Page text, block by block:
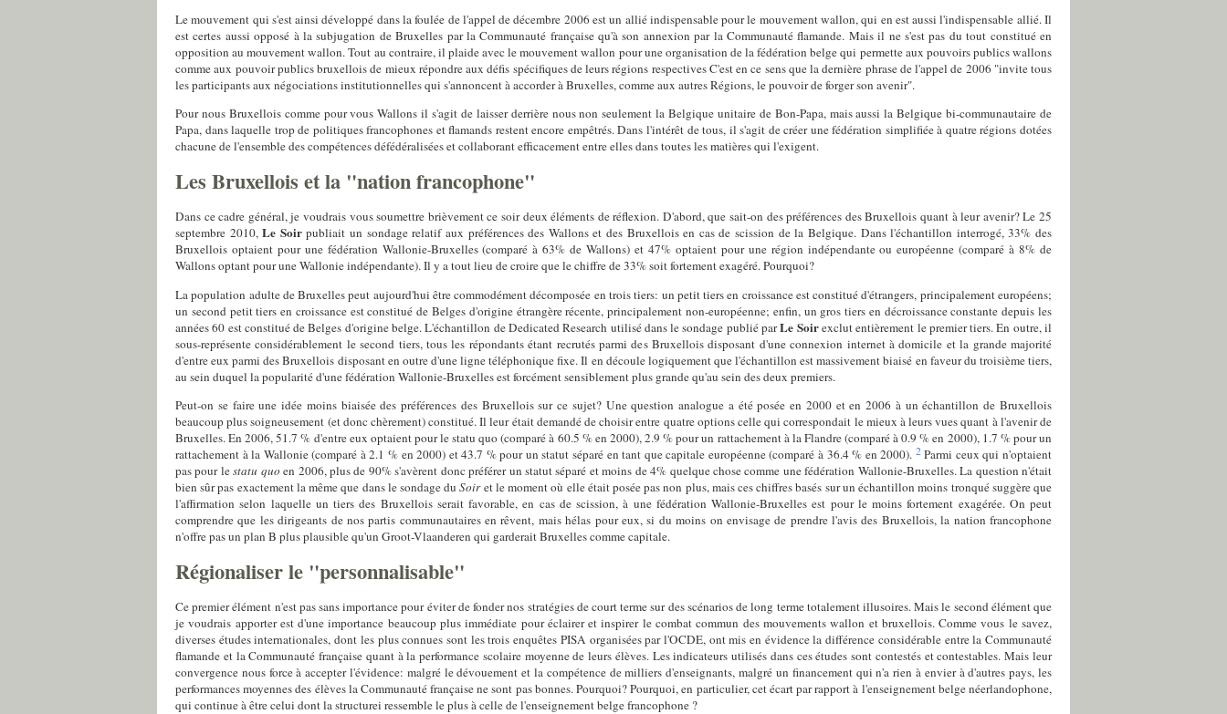
Le mouvement qui s'est ainsi développé dans la foulée de l'appel de décembre 2006 est un allié indispensable pour le mouvement wallon, qui en est aussi l'indispensable allié. Il
est certes aussi opposé à la subjugation de Bruxelles par la Communauté française qu'à son annexion par la Communauté flamande. Mais il ne s'est pas du tout constitué en
opposition au mouvement wallon. Tout au contraire, il plaide avec le mouvement wallon pour une organisation de la fédération belge qui permette aux pouvoirs publics wallons
comme aux pouvoir publics bruxellois de mieux répondre aux défis spécifiques de leurs régions respectives C'est en ce sens que la dernière phrase de l'appel de 2006 "invite tous
les participants aux négociations institutionnelles qui s'annoncent à accorder à Bruxelles, comme aux autres Régions, le pouvoir de forger son avenir".
Pour nous Bruxellois comme pour vous Wallons il s'agit de laisser derrière nous non seulement la Belgique unitaire de Bon-Papa, mais aussi la Belgique bi-communautaire de
Papa, dans laquelle trop de politiques francophones et flamands restent encore empêtrés. Dans l'intérêt de tous, il s'agit de créer une fédération simplifiée à quatre régions dotées
chacune de l'ensemble des compétences défédéralisées et collaborant efficacement entre elles dans toutes les matières qui l'exigent.
Les Bruxellois et la "nation francophone"
Dans ce cadre général, je voudrais vous soumettre brièvement ce soir deux éléments de réflexion. D'abord, que sait-on des préférences des Bruxellois quant à leur avenir? Le 25
septembre 2010,Le Soirpubliait un sondage relatif aux préférences des Wallons et des Bruxellois en cas de scission de la Belgique. Dans l'échantillon interrogé, 33% des
Bruxellois optaient pour une fédération Wallonie-Bruxelles (comparé à 63% de Wallons) et 47% optaient pour une région indépendante ou européenne (comparé à 8% de
Wallons optant pour une Wallonie indépendante). Il y a tout lieu de croire que le chiffre de 33% soit fortement exagéré. Pourquoi?
La population adulte de Bruxelles peut aujourd'hui être commodément décomposée en trois tiers: un petit tiers en croissance est constitué d'étrangers, principalement européens;
un second petit tiers en croissance est constitué de Belges d'origine étrangère récente, principalement non-européenne; enfin, un gros tiers en décroissance constante depuis les
années 60 est constitué de Belges d'origine belge. L'échantillon de Dedicated Research utilisé dans le sondage publié parLe Soirexclut entièrement le premier tiers. En outre, il
sous-représente considérablement le second tiers, tous les répondants étant recrutés parmi des Bruxellois disposant d'une connexion internet à domicile et la grande majorité
d'entre eux parmi des Bruxellois disposant en outre d'une ligne téléphonique fixe. Il en découle logiquement que l'échantillon est massivement biaisé en faveur du troisième tiers,
au sein duquel la popularité d'une fédération Wallonie-Bruxelles est forcément sensiblement plus grande qu'au sein des deux premiers.
Peut-on se faire une idée moins biaisée des préférences des Bruxellois sur ce sujet? Une question analogue a été posée en 2000 et en 2006 à un échantillon de Bruxellois
beaucoup plus soigneusement (et donc chèrement) constitué. Il leur était demandé de choisir entre quatre options celle qui correspondait le mieux à leurs vues quant à l'avenir de
Bruxelles. En 2006, 51.7 % d'entre eux optaient pour le statu quo (comparé à 60.5 % en 2000), 2.9 % pour un rattachement à la Flandre (comparé à 0.9 % en 2000), 1.7 % pour un
rattachement à la Wallonie (comparé à 2.1 % en 2000) et 43.7 % pour un statut séparé en tant que capitale européenne (comparé à 36.4 % en 2000). 2Parmi ceux qui n'optaient
pas pour lestatu quo en 2006, plus de 90% s'avèrent donc préférer un statut séparé et moins de 4% quelque chose comme une fédération Wallonie-Bruxelles. La question n'était
bien sûr pas exactement la même que dans le sondage duSoiret le moment où elle était posée pas non plus, mais ces chiffres basés sur un échantillon moins tronqué suggère que
l'affirmation selon laquelle un tiers des Bruxellois serait favorable, en cas de scission, à une fédération Wallonie-Bruxelles est pour le moins fortement exagérée. On peut
comprendre que les dirigeants de nos partis communautaires en rêvent, mais hélas pour eux, si du moins on envisage de prendre l'avis des Bruxellois, la nation francophone
n'offre pas un plan B plus plausible qu'un Groot-Vlaanderen qui garderait Bruxelles comme capitale.
Régionaliser le "personnalisable"
Ce premier élément n'est pas sans importance pour éviter de fonder nos stratégies de court terme sur des scénarios de long terme totalement illusoires. Mais le second élément que
je voudrais apporter est d'une importance beaucoup plus immédiate pour éclairer et inspirer le combat commun des mouvements wallon et bruxellois. Comme vous le savez,
diverses études internationales, dont les plus connues sont les trois enquêtes PISA organisées par l'OCDE, ont mis en évidence la différence considérable entre la Communauté
flamande et la Communauté française quant à la performance scolaire moyenne de leurs élèves. Les indicateurs utilisés dans ces études sont contestés et contestables. Mais leur
convergence nous force à accepter l'évidence: malgré le dévouement et la compétence de milliers d'enseignants, malgré un financement qui n'a rien à envier à d'autres pays, les
performances moyennes des élèves la Communauté française ne sont pas bonnes. Pourquoi? Pourquoi, en particulier, cet écart par rapport à l'enseignement belge néerlandophone,
qui continue à être celui dont la structurei ressemble le plus à celle de l'enseignement belge francophone ?